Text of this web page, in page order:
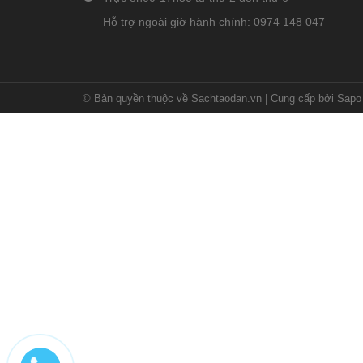
Hỗ trợ ngoài giờ hành chính: 0974 148 047
© Bản quyền thuộc về Sachtaodan.vn Cung cấp bởi Sapo